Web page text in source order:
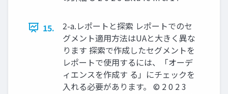
15.
2-a.レポートと探索 レポートでのセ
グメント適用方法はUAと大きく異な
ります 探索で作成したセグメントを
レポートで使用するには、「オーデ
ィエンスを作成す る」にチェックを
入れる必要があります。 © 2 0 2 3